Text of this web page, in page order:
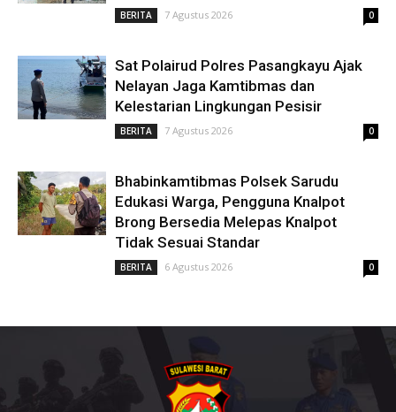
BERITA 7 Agustus 2026 0
Sat Polairud Polres Pasangkayu Ajak
Nelayan Jaga Kamtibmas dan
Kelestarian Lingkungan Pesisir
BERITA 7 Agustus 2026 0
Bhabinkamtibmas Polsek Sarudu
Edukasi Warga, Pengguna Knalpot
Brong Bersedia Melepas Knalpot
Tidak Sesuai Standar
BERITA 6 Agustus 2026 0